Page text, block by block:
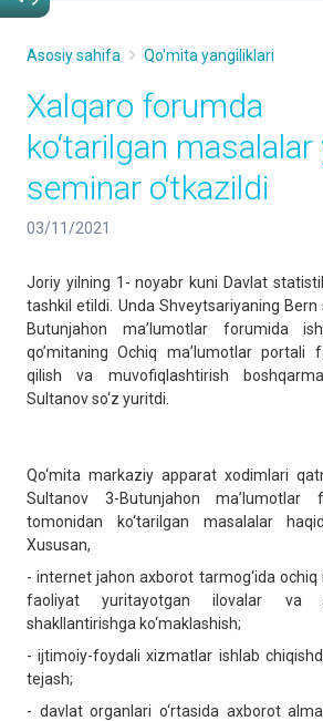
Asosiy sahifa Qo'mita yangiliklari
Xalqaro forumda
ko‘tarilgan
seminar o‘tkazildi
03/11/2021
Joriy yilning 1- noyabr kuni Davlat
tashkil etildi. Unda Shveytsariyaning
Butunjahon ma’lumotlar forumida
qo’mitaning Ochiq ma’lumotlar portali
qilish va muvofiqlashtirish
Sultanov so‘z yuritdi.
Qo‘mita markaziy apparat xodimlari
Sultanov 3-Butunjahon ma’lumotlar
tomonidan ko‘tarilgan masalalar
Xususan,
- internet jahon axborot tarmog‘ida ochiq
faoliyat yuritayotgan ilovalar va
shakllantirishga ko‘maklashish;
- ijtimoiy-foydali xizmatlar ishlab
tejash;
- davlat organlari o‘rtasida axborot